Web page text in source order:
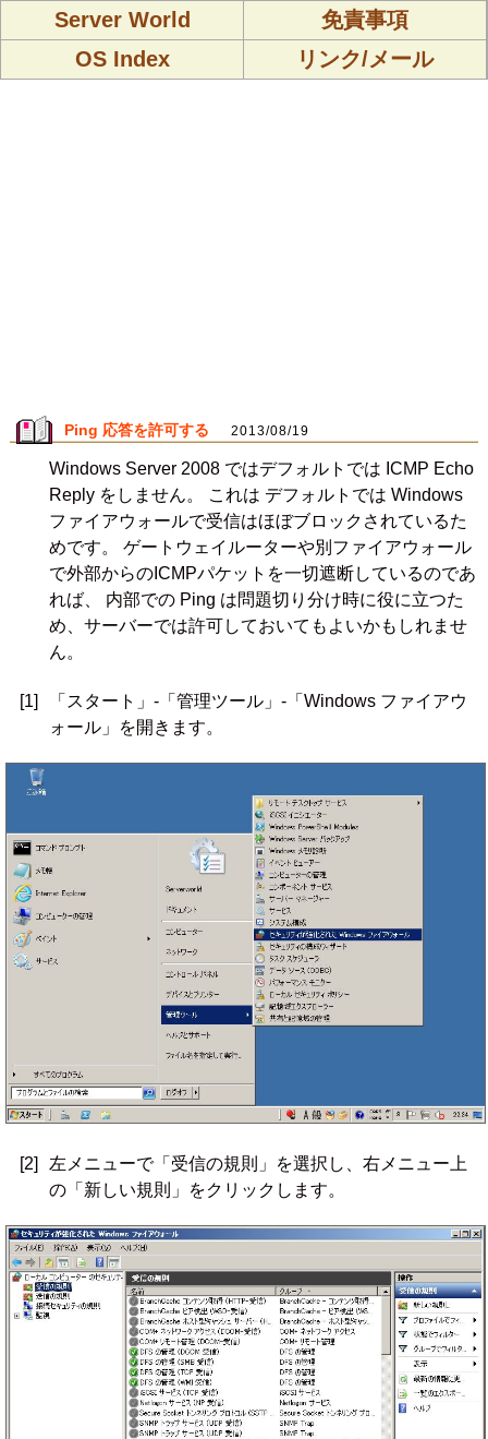
Server World
免責事項
OS Index
リンク/メール
Ping 応答を許可する 2013/08/19
Windows Server 2008 ではデフォルトでは ICMP Echo
Reply をしません。 これは デフォルトでは Windows
ファイアウォールで受信はほぼブロックされているた
めです。 ゲートウェイルーターや別ファイアウォール
で外部からのICMPパケットを一切遮断しているのであ
れば、 内部での Ping は問題切り分け時に役に立つた
め、サーバーでは許可しておいてもよいかもしれませ
ん。
[1]
「スタート」-「管理ツール」-「Windows ファイアウ
ォール」を開きます。
[2]
左メニューで「受信の規則」を選択し、右メニュー上
の「新しい規則」をクリックします。